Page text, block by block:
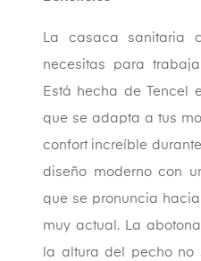
La casaca sanitaria
necesitas para
Está hecha de Tencel
que se adapta a tus
confort increíble
diseño moderno con
que se pronuncia
muy actual. La
la altura del pecho no